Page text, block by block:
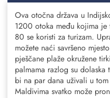
Ova otočna država u
1200 otoka među kojima
80 se koristi za turizam.
možete naći savršeno
pješčane plaže okružene
palmama razlog su
bi na par dana uživali u
Maldivima svatko može